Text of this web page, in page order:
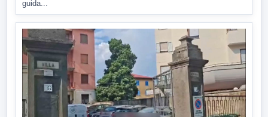
guida...